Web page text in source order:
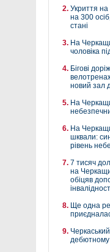
Укриття
на 300
стані
На
чоловіка
Бігові
новий зал
На
На
шквали:
рівень
7 тисяч
на
обіцяв
Ще одна
дебютному